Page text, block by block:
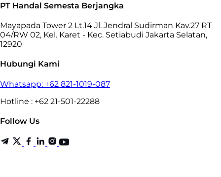
PT Handal Semesta Berjangka
Mayapada Tower 2 Lt.14 Jl. Jendral Sudirman Kav.27 RT
04/RW 02, Kel. Karet - Kec. Setiabudi Jakarta Selatan,
12920
Hubungi Kami
Whatsapp: +62 821-1019-087
Hotline : +62 21-501-22288
Follow Us